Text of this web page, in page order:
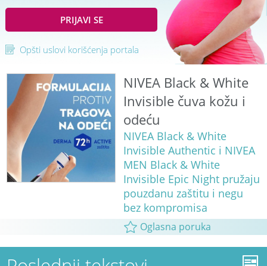
PRIJAVI SE
Opšti uslovi korišćenja portala
NIVEA Black & White
Invisible čuva kožu i
odeću
NIVEA Black & White
Invisible Authentic i NIVEA
MEN Black & White
Invisible Epic Night pružaju
pouzdanu zaštitu i negu
bez kompromisa
Oglasna poruka